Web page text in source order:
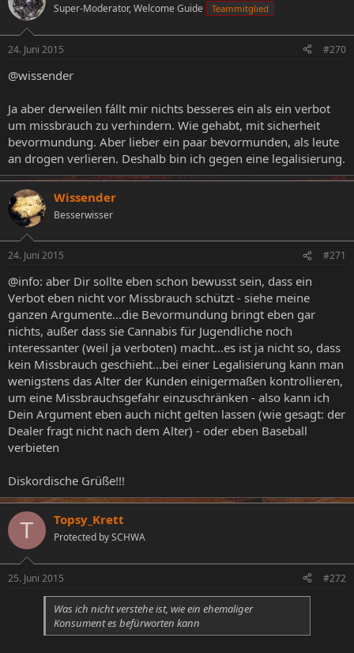
Super-Moderator, Welcome Guide Teammitglied
24. Juni 2015 #270
@wissender
Ja aber derweilen fállt mir nichts besseres ein als ein verbot
um missbrauch zu verhindern. Wie gehabt, mit sicherheit
bevormundung. Aber lieber ein paar bevormunden, als leute
an drogen verlieren. Deshalb bin ich gegen eine legalisierung.
Wissender
Besserwisser
24. Juni 2015 #271
@info: aber Dir sollte eben schon bewusst sein, dass ein
Verbot eben nicht vor Missbrauch schützt - siehe meine
ganzen Argumente...die Bevormundung bringt eben gar
nichts, außer dass sie Cannabis für Jugendliche noch
interessanter (weil ja verboten) macht...es ist ja nicht so, dass
kein Missbrauch geschieht...bei einer Legalisierung kann man
wenigstens das Alter der Kunden einigermaßen kontrollieren,
um eine Missbrauchsgefahr einzuschränken - also kann ich
Dein Argument eben auch nicht gelten lassen (wie gesagt: der
Dealer fragt nicht nach dem Alter) - oder eben Baseball
verbieten
Diskordische Grüße!!!
T Topsy_Krett
Protected by SCHWA
25. Juni 2015 #272
Was ich nicht verstehe ist, wie ein ehemaliger
Konsument es befürworten kann